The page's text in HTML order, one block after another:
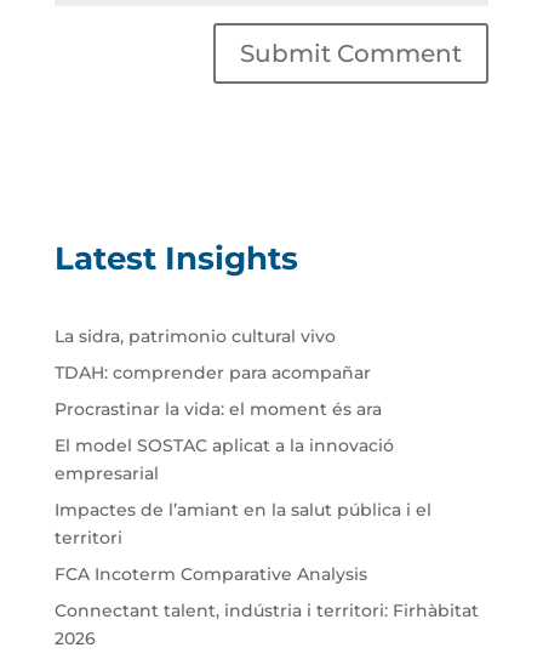
Latest Insights
La sidra, patrimonio cultural vivo
TDAH: comprender para acompañar
Procrastinar la vida: el moment és ara
El model SOSTAC aplicat a la innovació
empresarial
Impactes de l’amiant en la salut pública i el
territori
FCA Incoterm Comparative Analysis
Connectant talent, indústria i territori: Firhàbitat
2026